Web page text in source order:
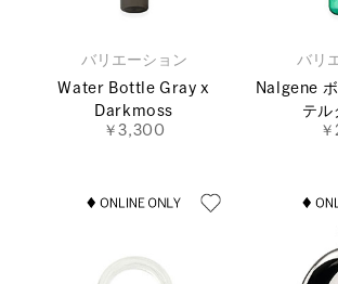
バリエーション
Water Bottle Gray x
Darkmoss
￥3,300
バリ
Nalgene
テル